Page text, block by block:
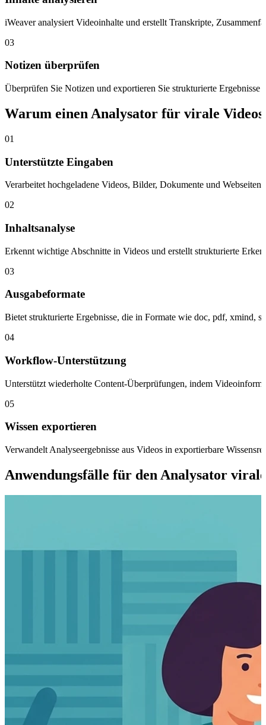
iWeaver analysiert Videoinhalte und erstellt Transkripte,
03
Notizen überprüfen
Überprüfen Sie Notizen und exportieren Sie strukturierte
Warum einen Analysator für virale Videos
01
Unterstützte Eingaben
Verarbeitet hochgeladene Videos, Bilder, Dokumente und
02
Inhaltsanalyse
Erkennt wichtige Abschnitte in Videos und erstellt strukturierte
03
Ausgabeformate
Bietet strukturierte Ergebnisse, die in Formate wie doc, pdf, xmind,
04
Workflow-Unterstützung
Unterstützt wiederholte Content-Überprüfungen, indem
05
Wissen exportieren
Verwandelt Analyseergebnisse aus Videos in exportierbare
Anwendungsfälle für den Analysator